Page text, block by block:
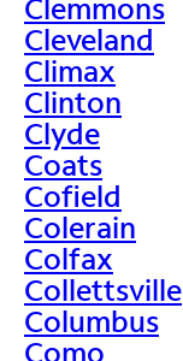
Clemmons
Cleveland
Climax
Clinton
Clyde
Coats
Cofield
Colerain
Colfax
Collettsville
Columbus
Como